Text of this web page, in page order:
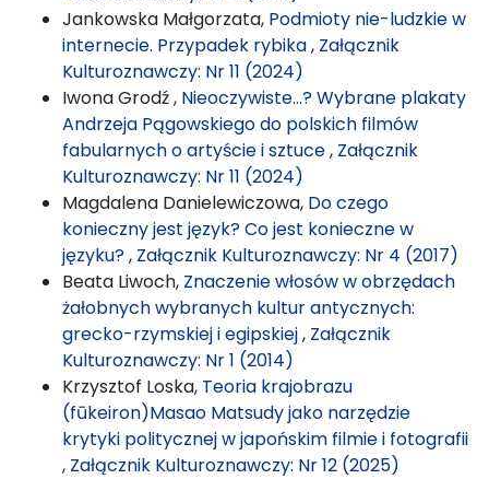
Jankowska Małgorzata, Podmioty nie-ludzkie w
internecie. Przypadek rybika, Załącznik
Kulturoznawczy: Nr 11 (2024)
Iwona Grodź , Nieoczywiste…? Wybrane plakaty
Andrzeja Pągowskiego do polskich filmów
fabularnych o artyście i sztuce, Załącznik
Kulturoznawczy: Nr 11 (2024)
Magdalena Danielewiczowa, Do czego
konieczny jest język? Co jest konieczne w
języku?, Załącznik Kulturoznawczy: Nr 4 (2017)
Beata Liwoch, Znaczenie włosów w obrzędach
żałobnych wybranych kultur antycznych:
grecko-rzymskiej i egipskiej, Załącznik
Kulturoznawczy: Nr 1 (2014)
Krzysztof Loska, Teoria krajobrazu
(fūkeiron)Masao Matsudy jako narzędzie
krytyki politycznej w japońskim filmie i fotografii
, Załącznik Kulturoznawczy: Nr 12 (2025)